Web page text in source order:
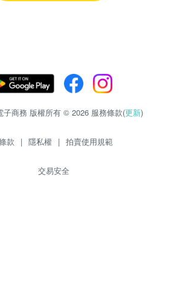
子商務 版權所有 © 2026 服務條款(更新)
款 | 隱私權 | 拍賣使用規範
交易安全